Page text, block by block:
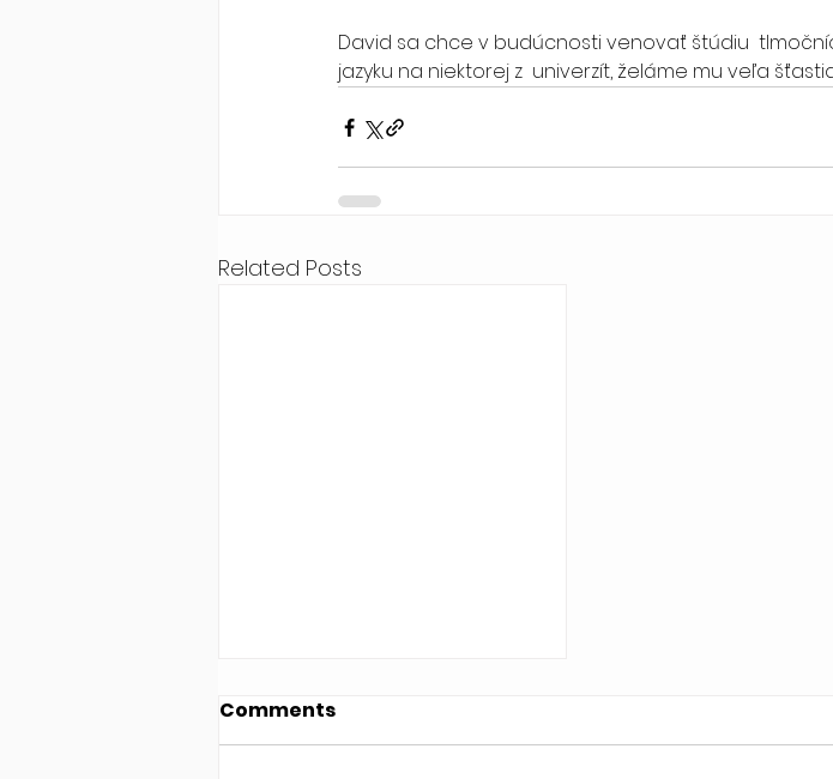
David sa chce v budúcnosti venovať štúdiu
jazyku na niektorej z  univerzít, želáme mu veľa
Related Posts
Comments